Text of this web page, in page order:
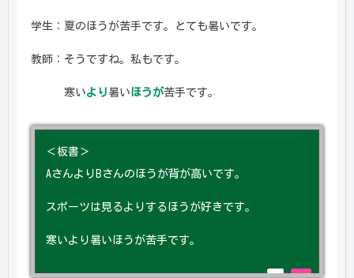
学生：夏のほうが苦手です。とても暑いです。
教師：そうですね。私もです。
寒いより 暑いほうが苦手です。
＜板書＞
AさんよりBさんのほうが背が高いです。
スポーツは見るよりするほうが好きです。
寒いより暑いほうが苦手です。